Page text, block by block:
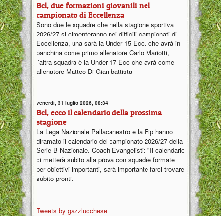
Bcl, due formazioni giovanili nel
campionato di Eccellenza
Sono due le squadre che nella stagione sportiva
2026/27 si cimenteranno nei difficili campionati di
Eccellenza, una sarà la Under 15 Ecc. che avrà in
panchina come primo allenatore Carlo Mariotti,
l’altra squadra è la Under 17 Ecc che avrà come
allenatore Matteo Di Giambattista
venerdì, 31 luglio 2026, 08:34
Bcl, ecco il calendario della prossima
stagione
La Lega Nazionale Pallacanestro e la Fip hanno
diramato il calendario del campionato 2026/27 della
Serie B Nazionale. Coach Evangelisti: "Il calendario
ci metterà subito alla prova con squadre formate
per obiettivi importanti, sarà importante farci trovare
subito pronti.
Tweets by gazzlucchese